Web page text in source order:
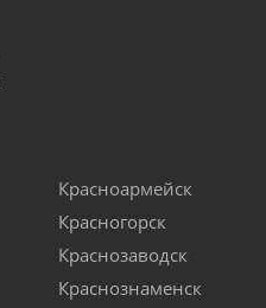
Красноармейск
Красногорск
Краснозаводск
Краснознаменск